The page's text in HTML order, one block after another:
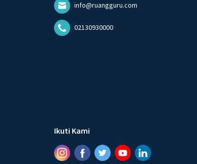
info@ruangguru.com
02130930000
Ikuti Kami